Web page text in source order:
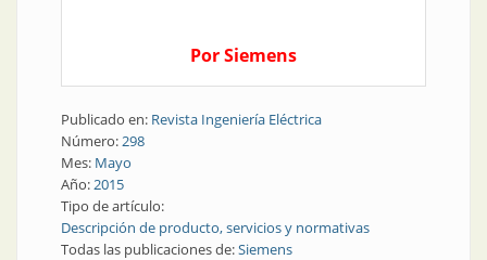
Por Siemens
Publicado en: Revista Ingeniería Eléctrica
Número:298
Mes: Mayo
Año:2015
Tipo de artículo:
Descripción de producto, servicios y normativas
Todas las publicaciones de:Siemens